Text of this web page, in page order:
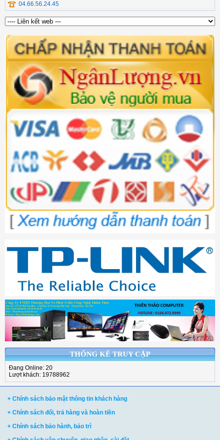
04.66.56.24.45
THỐNG KÊ TRUY CẬP
Đang Online: 20
Lượt khách: 19788962
+ Chính sách bảo mật thông tin khách hàng
+ Chính sách đổi, trả hàng và hoàn tiền
+ Chính sách bảo hành, bảo trì